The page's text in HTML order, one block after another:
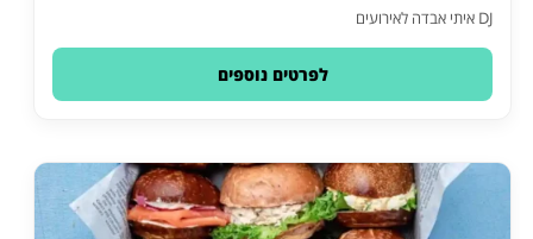
DJ איתי אבדה לאירועים
לפרטים נוספים